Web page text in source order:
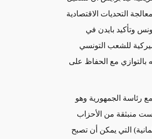
التحديات الاقتصادية
وتأكيد بايدن في
للشعب التونسي
مع الحفاظ على
رئاسة الجمهورية وهو
منبثقة من الأحزاب
التي يمكن أن تصبح